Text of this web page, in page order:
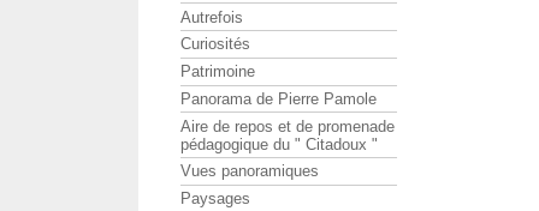
Autrefois
Curiosités
Patrimoine
Panorama de Pierre Pamole
Aire de repos et de promenade
pédagogique du " Citadoux "
Vues panoramiques
Paysages